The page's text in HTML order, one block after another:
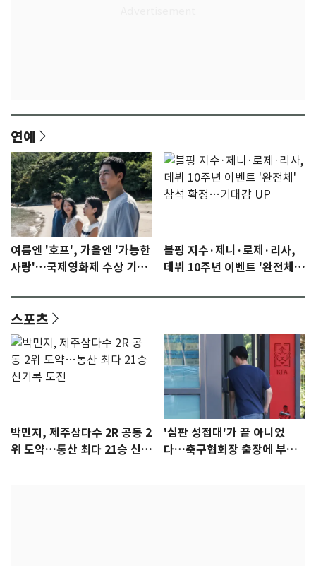
연예
여름엔 '호프', 가을엔 '가능한
사랑'…국제영화제 수상 기대
블핑 지수·제니·로제·리사,
데뷔 10주년 이벤트 '완전체'
스포츠
박민지, 제주삼다수 2R 공동 2
위 도약…통산 최다 21승 신기
'심판 성접대'가 끝 아니었
다…축구협회장 출장에 부인